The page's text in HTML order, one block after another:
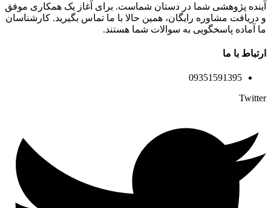
آینده پژوهشی شما در دستان شماست. برای آغاز یک همکاری موفق
و دریافت مشاوره رایگان، همین حالا با ما تماس بگیرید. کارشناسان
ما آماده پاسخگویی به سوالات شما هستند.
ارتباط با ما
09351591395
Twitter